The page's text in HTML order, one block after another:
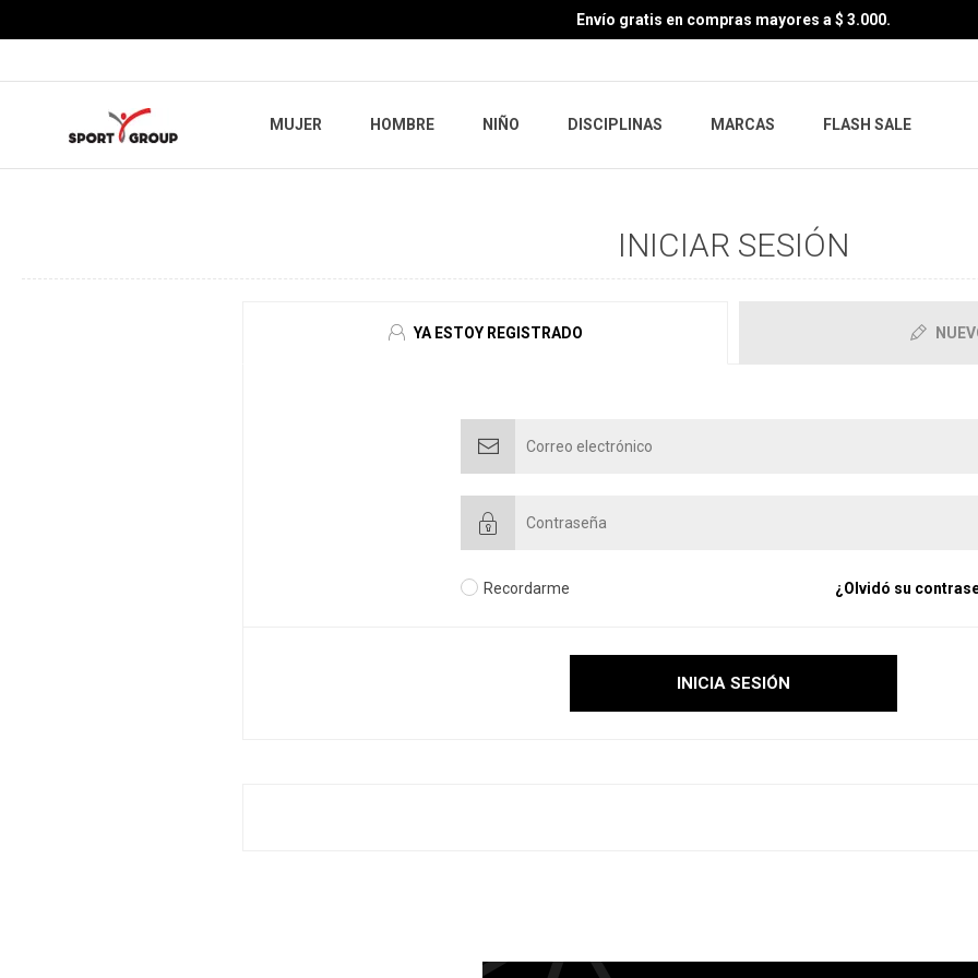
Envío gratis en compras mayores a $ 3.000.
MUJER HOMBRE NIÑO DISCIPLINAS MARCAS FLASH SALE
INICIAR SESIÓN
YA ESTOY REGISTRADO
Recordarme ¿Olvidó su